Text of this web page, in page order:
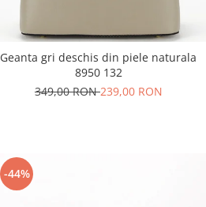
Geanta gri deschis din piele naturala
8950 132
349,00 RON239,00 RON
-44%